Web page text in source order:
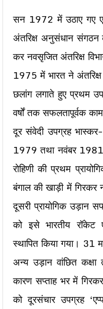
सन 1972 में उठाए गए
अंतरिक्ष अनुसंधान संगठन
कर नवसृजित अंतरिक्ष
1975 में भारत ने अंतरिक्ष
छलांग लगाते हुए प्रथम
वर्षों तक सफलतापूर्वक
दूर संवेदी उपग्रह
1979 तथा नवंबर 1981
रोहिणी की प्रथम
बंगाल की खाड़ी में गिरकर
दूसरी प्रायोगिक
को इसे भारतीय रॉकेट
स्थापित किया गया। 31
अन्य उड़ान वांछित
कारण सप्ताह भर में
को दूरसंचार उपग्रह